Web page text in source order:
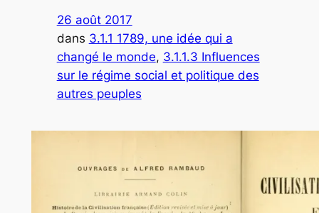
26 août 2017
dans 3.1.1 1789, une idée qui a
changé le monde, 3.1.1.3 Influences
sur le régime social et politique des
autres peuples